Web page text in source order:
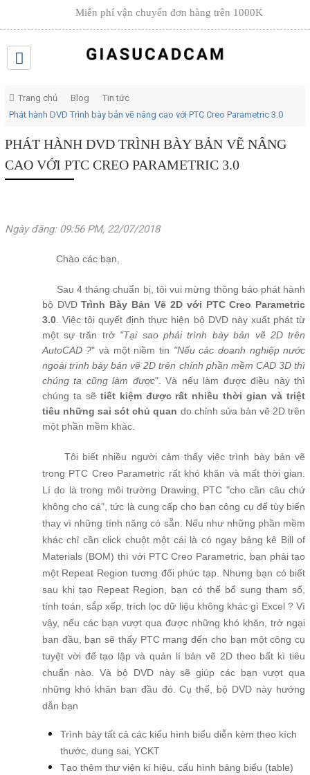
Miễn phí vận chuyển đơn hàng trên1000K
Trang chủ Blog
Tin tức
Phát hành DVD Trình bày bản vẽ nâng cao với PTC Creo Parametric 3.0
PHÁT HÀNH DVD TRÌNH BÀY BẢN VẼ NÂNG
CAO VỚI PTC CREO PARAMETRIC 3.0
Ngày đăng: 09:56 PM, 22/07/2018
Chào các bạn,
Sau 4 tháng chuẩn bị, tôi vui mừng thông báo phát hành
bộ DVDTrình Bày Bản Vẽ 2D với PTC Creo Parametric
3.0. Việc tôi quyết định thực hiện bộ DVD này xuất phát từ
một sự trăn trở "Tại sao phải trình bày bản vẽ 2D trên
AutoCAD ?" và một niềm tin "Nếu các doanh nghiệp nước
ngoài trình bày bản vẽ 2D trên chính phần mềm CAD 3D thì
chúng ta cũng làm được". Và nếu làm được điều này thì
chúng ta sẽ tiết kiệm được rất nhiều thời gian và triệt
tiêu những sai sót chủ quan do chỉnh sửa bản vẽ 2D trên
một phần mềm khác.
Tôi biết nhiều người cảm thấy việc trình bày bản vẽ
trong PTC Creo Parametric rất khó khăn và mất thời gian.
Lí do là trong môi trường Drawing, PTC "cho cần câu chứ
không cho cá", tức là cung cấp cho bạn công cụ để tùy biến
thay vì những tính năng có sẵn. Nếu như những phần mềm
khác chỉ cần click chuột một cái là có ngay bảng kê Bill of
Materials (BOM) thì với PTC Creo Parametric, bạn phải tạo
một Repeat Region tương đối phức tạp. Nhưng bạn có biết
sau khi tạo Repeat Region, bạn có thể bổ sung tham số,
tính toán, sắp xếp, trích lọc dữ liệu không khác gì Excel ? Vì
vậy, nếu các bạn vượt qua được những khó khăn, trở ngại
ban đầu, bạn sẽ thấy PTC mang đến cho bạn một công cụ
tuyệt vời để tạo lập và quản lí bản vẽ 2D theo bất kì tiêu
chuẩn nào. Và bộ DVD này sẽ giúp các bạn vượt qua
những khó khăn ban đầu đó. Cụ thể, bộ DVD này hướng
dẫn bạn
Trình bày tất cả các kiểu hình biểu diễn kèm theo kích
thước, dung sai, YCKT
Tạo thêm thư viện kí hiệu, cấu hình bảng biểu (table)